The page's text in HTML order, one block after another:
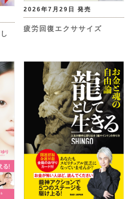
2026年7月29日 発売
疲労回復エクササイズ